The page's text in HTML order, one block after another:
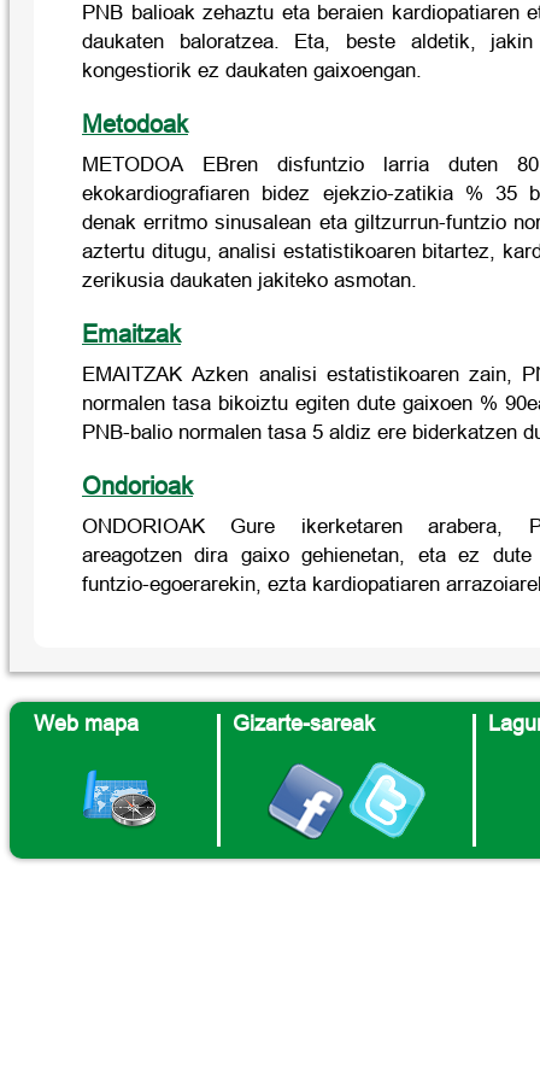
PNB balioak zehaztu eta beraien kardiopatiaren
daukaten baloratzea. Eta, beste aldetik,
kongestiorik ez daukaten gaixoengan.
Metodoak
METODOA EBren disfuntzio larria duten
ekokardiografiaren bidez ejekzio-zatikia % 35
denak erritmo sinusalean eta giltzurrun-funtzio
aztertu ditugu, analisi estatistikoaren bitartez,
zerikusia daukaten jakiteko asmotan.
Emaitzak
EMAITZAK Azken analisi estatistikoaren zain,
normalen tasa bikoiztu egiten dute gaixoen %
PNB-balio normalen tasa 5 aldiz ere biderkatzen
Ondorioak
ONDORIOAK Gure ikerketaren arabera,
areagotzen dira gaixo gehienetan, eta ez
funtzio-egoerarekin, ezta kardiopatiaren
Web mapa Gizarte-sareak